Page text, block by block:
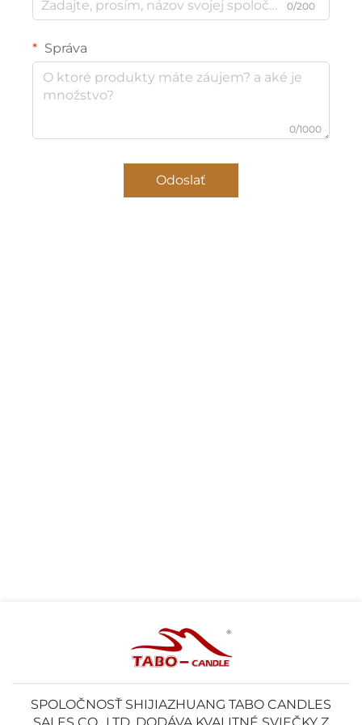
prírodnými esenciálnymi olejmi. Tieto oleje sú
včelieho vosku a vytvárali jemnú, harmonickú vôňu.
Ponúkame rôzne zmesi esenciálnych olejov – od
ukládzajúcej lavandy po osviežujúce citrusové vône –
a to tak, aby sme vyhoveli rôznym preferenciám.
Krok 4: Kontrola kvality a testovanie
Použitie sviečok z včelieho vosku
Či už na relaxáciu alebo na dekoráciu, sviečky z
0/200
Správa
0/1000
Odoslať
SPOLOČNOSŤ SHIJIAZHUANG TABO CANDLES